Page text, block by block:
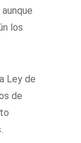
los
Ley de
de